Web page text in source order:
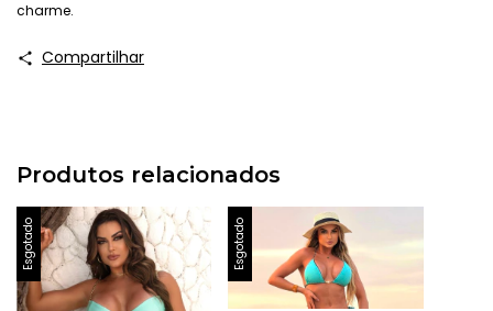
charme.
Compartilhar
Produtos relacionados
Esgotado Esgotado